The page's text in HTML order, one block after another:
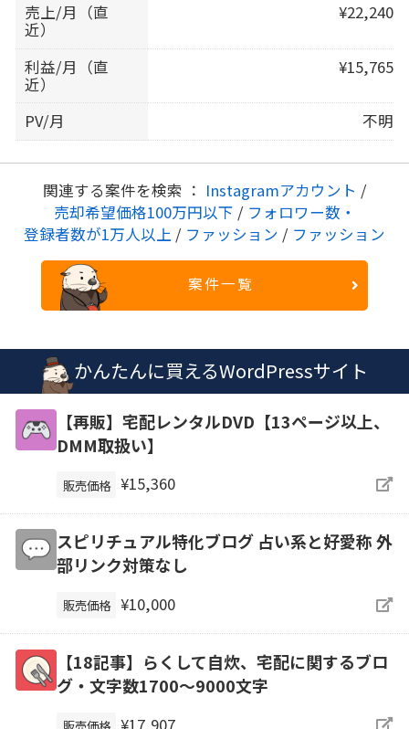
売上/月（直
近）
¥22,240
利益/月（直
近）
¥15,765
PV/月 不明
関連する案件を検索 ： Instagramアカウント /
売却希望価格100万円以下 / フォロワー数・
登録者数が1万人以上 / ファッション / ファッション
案件一覧
かんたんに買えるWordPressサイト
【再販】宅配レンタルDVD【13ページ以上、
DMM取扱い】
販売価格 ¥15,360
スピリチュアル特化ブログ 占い系と好愛称 外
部リンク対策なし
販売価格 ¥10,000
【18記事】らくして自炊、宅配に関するブロ
グ・文字数1700～9000文字
¥17,907